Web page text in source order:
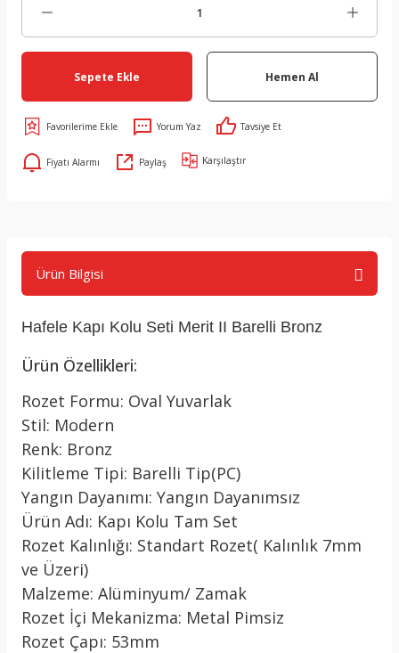
Sepete Ekle Hemen Al
Yorum Yaz Tavsiye Et
Fiyatı Alarmı Paylaş Karşılaştır
Ürün Bilgisi
Hafele Kapı Kolu Seti Merit II Barelli Bronz
Ürün Özellikleri:
Rozet Formu: Oval Yuvarlak
Stil: Modern
Renk: Bronz
Kilitleme Tipi: Barelli Tip(PC)
Yangın Dayanımı: Yangın Dayanımsız
Ürün Adı: Kapı Kolu Tam Set
Rozet Kalınlığı: Standart Rozet( Kalınlık 7mm
ve Üzeri)
Malzeme: Alüminyum/ Zamak
Rozet İçi Mekanizma: Metal Pimsiz
Rozet Çapı: 53mm